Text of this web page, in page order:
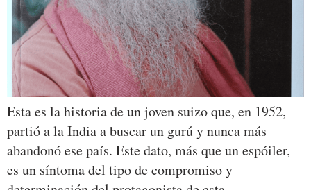
Esta es la historia de un joven suizo que, en 1952,
partió a la India a buscar un gurú y nunca más
abandonó ese país. Este dato, más que un espóiler,
es un síntoma del tipo de compromiso y